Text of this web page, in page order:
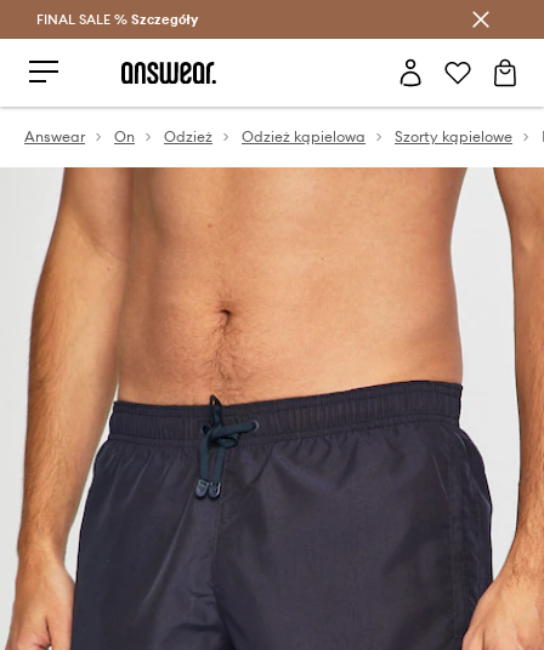
Oszczędzaj z Answear Club >
FINAL SALE % Szczegóły
Answear On Odzież Odzież kąpielowa Szorty kąpielowe